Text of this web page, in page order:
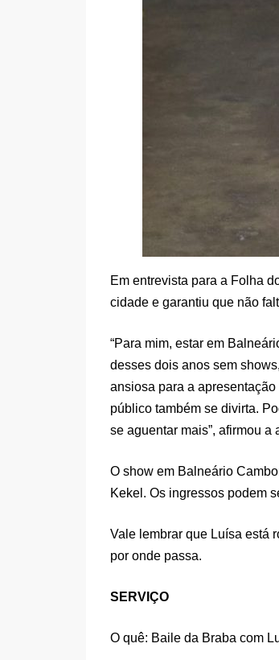
Em entrevista para a Folha
cidade e garantiu que não
“Para mim, estar em
desses dois anos sem
ansiosa para a
público também se divirta.
se aguentar mais”, afirmou a
O show em Balneário
Kekel. Os ingressos podem
Vale lembrar que Luísa está
por onde passa.
SERVIÇO
O quê: Baile da Braba com